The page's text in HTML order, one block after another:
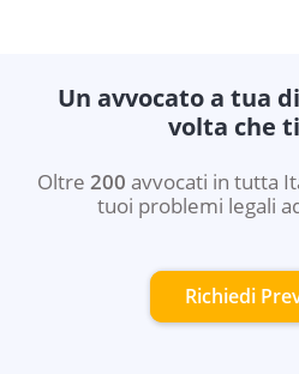
Un avvocato a tua
volta che
Oltre 200 avvocati in tutta
tuoi problemi legali
Richiedi